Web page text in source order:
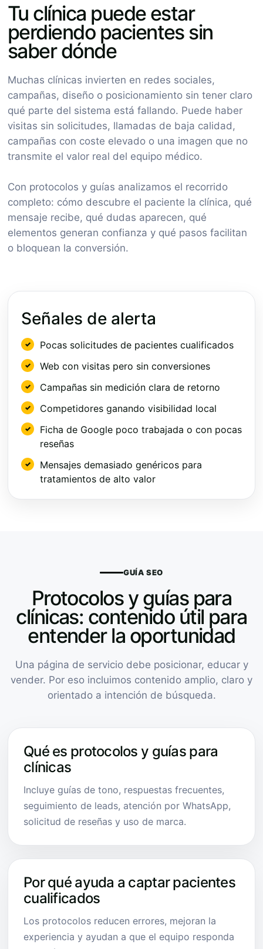
Tu clínica puede estar
perdiendo pacientes sin
saber dónde
Muchas clínicas invierten en redes sociales,
campañas, diseño o posicionamiento sin tener claro
qué parte del sistema está fallando. Puede haber
visitas sin solicitudes, llamadas de baja calidad,
campañas con coste elevado o una imagen que no
transmite el valor real del equipo médico.
Con protocolos y guías analizamos el recorrido
completo: cómo descubre el paciente la clínica, qué
mensaje recibe, qué dudas aparecen, qué
elementos generan confianza y qué pasos facilitan
o bloquean la conversión.
Señales de alerta
Pocas solicitudes de pacientes cualificados
Web con visitas pero sin conversiones
Campañas sin medición clara de retorno
Competidores ganando visibilidad local
Ficha de Google poco trabajada o con pocas
reseñas
Mensajes demasiado genéricos para
tratamientos de alto valor
GUÍA SEO
Protocolos y guías para
clínicas: contenido útil para
entender la oportunidad
Una página de servicio debe posicionar, educar y
vender. Por eso incluimos contenido amplio, claro y
orientado a intención de búsqueda.
Qué es protocolos y guías para
clínicas
Incluye guías de tono, respuestas frecuentes,
seguimiento de leads, atención por WhatsApp,
solicitud de reseñas y uso de marca.
Por qué ayuda a captar pacientes
cualificados
Los protocolos reducen errores, mejoran la
experiencia y ayudan a que el equipo responda